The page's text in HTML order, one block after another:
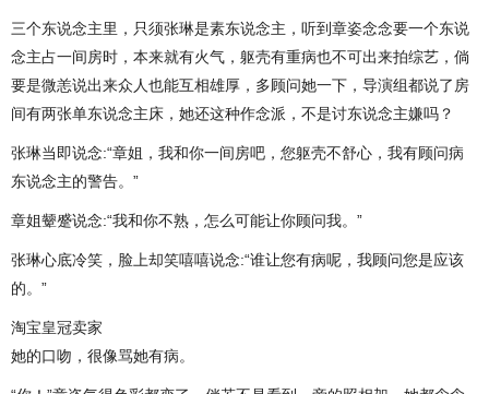
三个东说念主里，只须张琳是素东说念主，听到章姿念念要一个东说
念主占一间房时，本来就有火气，躯壳有重病也不可出来拍综艺，倘
要是微恙说出来众人也能互相雄厚，多顾问她一下，导演组都说了房
间有两张单东说念主床，她还这种作念派，不是讨东说念主嫌吗？
张琳当即说念:“章姐，我和你一间房吧，您躯壳不舒心，我有顾问病
东说念主的警告。”
章姐颦蹙说念:“我和你不熟，怎么可能让你顾问我。”
张琳心底冷笑，脸上却笑嘻嘻说念:“谁让您有病呢，我顾问您是应该
的。”
淘宝皇冠卖家
她的口吻，很像骂她有病。